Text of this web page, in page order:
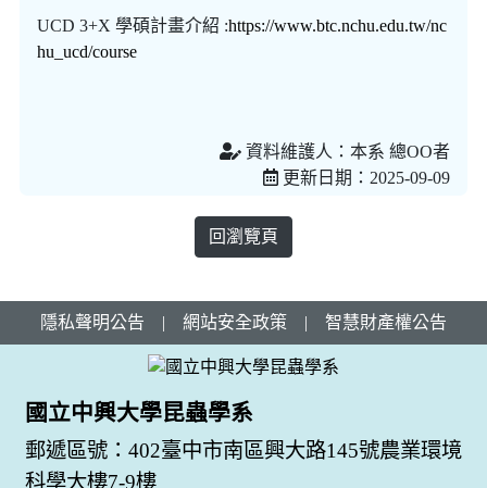
UCD 3+X 學碩計畫介紹 :https://www.btc.nchu.edu.tw/nc
hu_ucd/course
資料維護人：本系 總OO者
更新日期：2025-09-09
回瀏覽頁
隱私聲明公告 | 網站安全政策 | 智慧財產權公告
國立中興大學昆蟲學系
郵遞區號：402臺中市南區興大路145號農業環境
科學大樓7-9樓